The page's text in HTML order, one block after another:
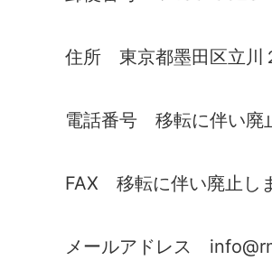
住所 東京都墨田区立川
電話番号 移転に伴い廃
FAX 移転に伴い廃止し
メールアドレス